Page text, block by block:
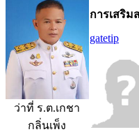
ว่าที่ ร.ต.เกชา
กลิ่นเพ็ง
การเสริ
gatetip